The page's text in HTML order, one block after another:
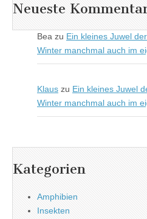
Neueste
Bea zu Ein kleines Juwel
Winter manchmal auch im
Klaus zu Ein kleines Juwel
Winter manchmal auch im
Kategorien
Amphibien
Insekten